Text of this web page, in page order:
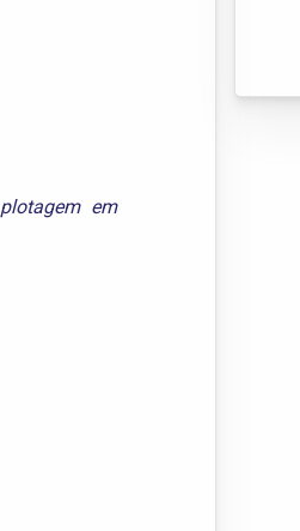
plotagem em